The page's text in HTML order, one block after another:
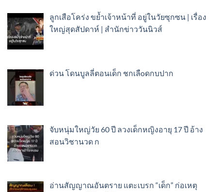
ลูกเสือโคร่ง ขย้ำเจ้าหน้าที่ อยู่ในวัยซุกซน | เรื่อง
ใหญ่สุดสัปดาห์ | สำนักข่าววันนิวส์
ด่วน โดนบูลลี่ตอนเด็ก ชกเลืoดกบปาก ​
จับหนุ่มใหญ่วัย 60 ปี ลวงเด็กหญิงอายุ 17 ปี อ้าง
สอนวิชานวด ก
อ่านสัญญาณอันตราย แตะเบรก “เด็ก” ก่อเหตุ